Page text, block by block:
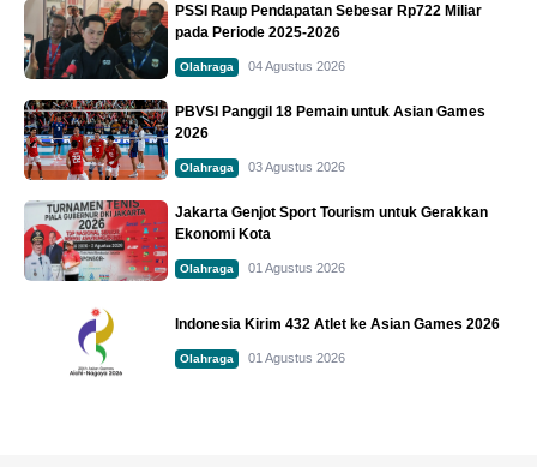
PSSI Raup Pendapatan Sebesar Rp722 Miliar
pada Periode 2025-2026
Olahraga 04 Agustus 2026
PBVSI Panggil 18 Pemain untuk Asian Games
2026
Olahraga 03 Agustus 2026
Jakarta Genjot Sport Tourism untuk Gerakkan
Ekonomi Kota
Olahraga 01 Agustus 2026
Indonesia Kirim 432 Atlet ke Asian Games 2026
Olahraga 01 Agustus 2026